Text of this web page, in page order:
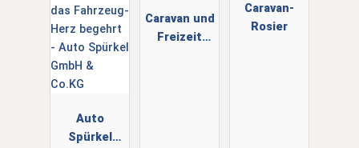
Auto
Spürkel
Caravan und
Freizeit
Caravan-
Rosier